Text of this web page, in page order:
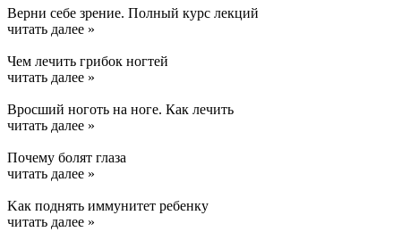
Верни себе зрение. Полный курс лекций
читать далее »
Чем лечить грибок ногтей
читать далее »
Вросший ноготь на ноге. Как лечить
читать далее »
Почему болят глаза
читать далее »
Kак поднять иммунитет ребенку
читать далее »